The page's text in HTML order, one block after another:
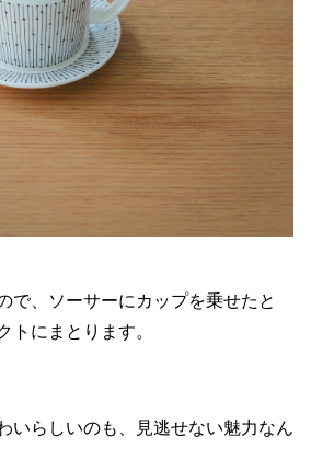
で、ソーサーにカップを乗せたと
トにまとります。
いらしいのも、見逃せない魅力なん